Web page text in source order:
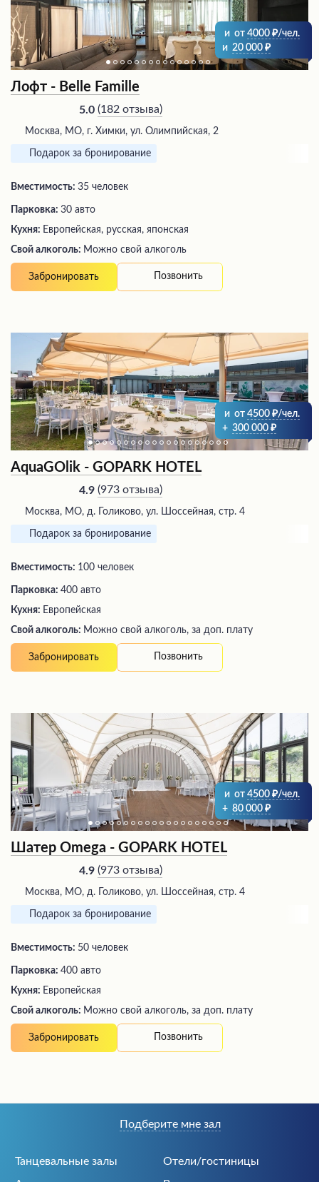
и от 4000
/чел.
и 20 000
Лофт - Belle Famille
5.0 (182 отзыва)
Москва, МО, г. Химки, ул. Олимпийская, 2
Подарок за бронирование
Вместимость: 35 человек
Парковка: 30 авто
Кухня: Европейская, русская, японская
Свой алкоголь: Можно свой алкоголь
Забронировать Позвонить
и от 4500
/чел.
+ 300 000
AquaGOlik - GOPARK HOTEL
4.9 (973 отзыва)
Москва, МО, д. Голиково, ул. Шоссейная, стр. 4
Подарок за бронирование
Вместимость: 100 человек
Парковка: 400 авто
Кухня: Европейская
Свой алкоголь: Можно свой алкоголь, за доп. плату
Забронировать Позвонить
и от 4500
/чел.
+ 80 000
Шатер Omega - GOPARK HOTEL
4.9 (973 отзыва)
Москва, МО, д. Голиково, ул. Шоссейная, стр. 4
Подарок за бронирование
Вместимость: 50 человек
Парковка: 400 авто
Кухня: Европейская
Свой алкоголь: Можно свой алкоголь, за доп. плату
Забронировать Позвонить
Танцевальные залы
Отели/гостиницы
Подберите мне зал